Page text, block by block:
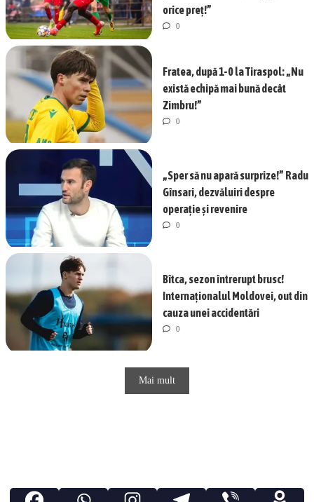
orice preț!”
0
Fratea, după 1-0 la Tiraspol: „Nu
există echipă mai bună decât
Zimbru!”
0
„Sper să nu apară surprize!” Radu
Gînsari, dezvăluiri despre
operație și revenire
0
Bîtca, sezon întrerupt brusc!
Internaționalul Moldovei, out din
cauza unei accidentări
0
Mai mult